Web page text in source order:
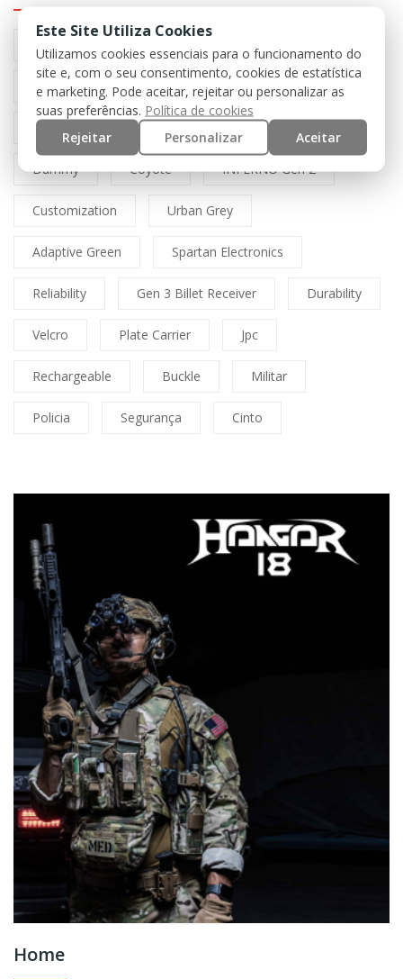
Preto Black
Multicam Mfh Boné Cordura
Lasercut Spitfire Direct Action
Dummy Coyote INFERNO Gen 2
Customization Urban Grey
Adaptive Green Spartan Electronics
Reliability Gen 3 Billet Receiver Durability
Velcro Plate Carrier Jpc
Rechargeable Buckle Militar
Policia Segurança Cinto
Home
Este Site Utiliza Cookies
Utilizamos cookies essenciais para o funcionamento do
site e, com o seu consentimento, cookies de estatística
e marketing. Pode aceitar, rejeitar ou personalizar as
suas preferências. Política de cookies
Rejeitar
Personalizar Aceitar